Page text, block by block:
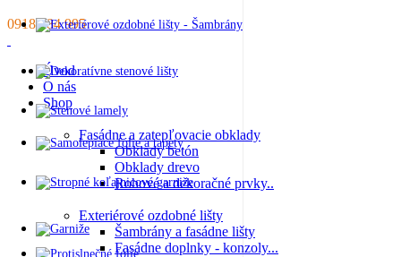
0918 884 995
Úvod
O nás
Shop
Fasádne a zatepľovacie obklady
Obklady betón
Obklady drevo
Rohové a dekoračné prvky..
Exteriérové ozdobné lišty
Šambrány a fasádne lišty
Fasádne doplnky - konzoly...